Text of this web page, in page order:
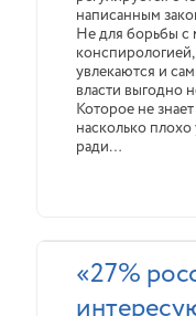
написанным
Не для борьбы с
увлекаются и
власти выгодно
Которое не
насколько плохо
ради…
«27%